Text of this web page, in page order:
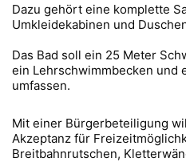
Dazu gehört eine komplette
Umkleidekabinen und
Das Bad soll ein 25 Meter
ein Lehrschwimmbecken und
umfassen.
Mit einer Bürgerbeteiligung
Akzeptanz für
Breitbahnrutschen,